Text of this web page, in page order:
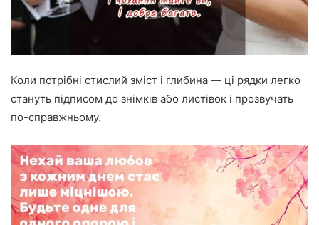
Коли потрібні стислий зміст і глибина — ці рядки легко
стануть підписом до знімків або листівок і прозвучать
по-справжньому.